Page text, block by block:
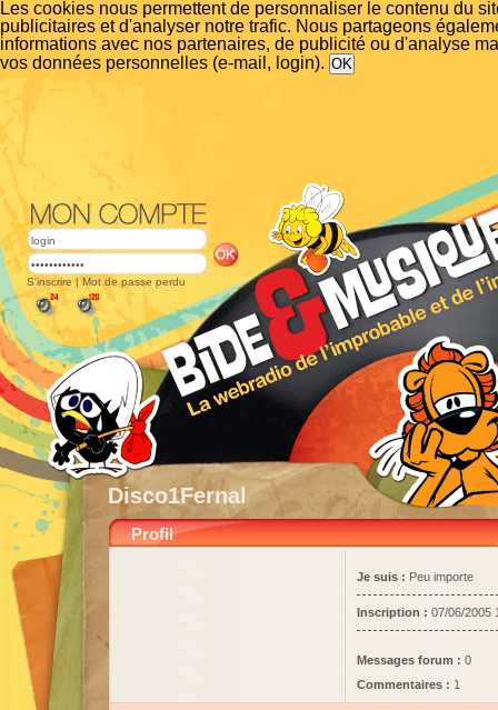
Les cookies nous permettent de personnaliser le contenu du
publicitaires et d'analyser notre trafic. Nous partageons
informations avec nos partenaires, de publicité ou d'analyse
vos données personnelles (e-mail, login).
S'inscrire | Mot de passe perdu
Disco1Fernal
Profil
Je suis : Peu importe
Inscription : 07/06/2005
Messages forum : 0
Commentaires : 1